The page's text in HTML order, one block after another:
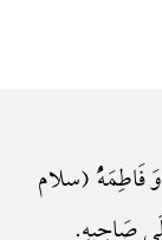
فَاطِمَهًُْ (سلام